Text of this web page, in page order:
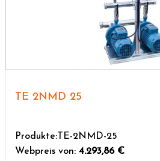
TE 2NMD 25
Produkte:TE-2NMD-25
Webpreis von: 4.293,86 €